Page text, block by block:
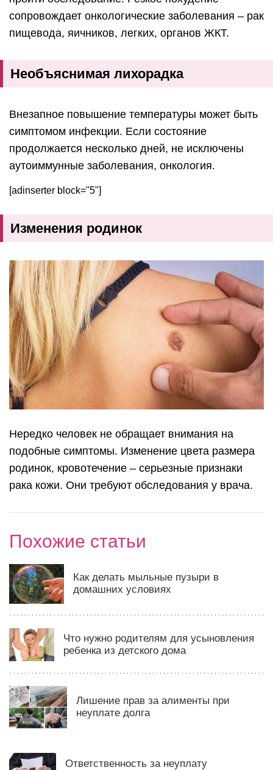
сопровождает онкологические заболевания – рак
пищевода, яичников, легких, органов ЖКТ.
Необъяснимая лихорадка
Внезапное повышение температуры может быть
симптомом инфекции. Если состояние
продолжается несколько дней, не исключены
аутоиммунные заболевания, онкология.
[adinserter block="5"]
Изменения родинок
Нередко человек не обращает внимания на
подобные симптомы. Изменение цвета размера
родинок, кровотечение – серьезные признаки
рака кожи. Они требуют обследования у врача.
Похожие статьи
Как делать мыльные пузыри в
домашних условиях
Что нужно родителям для усыновления
ребенка из детского дома
Лишение прав за алименты при
неуплате долга
Ответственность за неуплату